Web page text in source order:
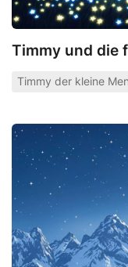
Timmy und die
Timmy der kleine